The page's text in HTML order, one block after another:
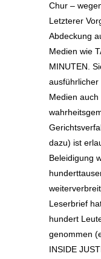
Chur –
Letzterer
Abdeckung
Medien wie
MINUTEN.
ausführlicher
Medien
dazu) ist
Beleidigung
Leserbrief
hundert
genommen
INSIDE